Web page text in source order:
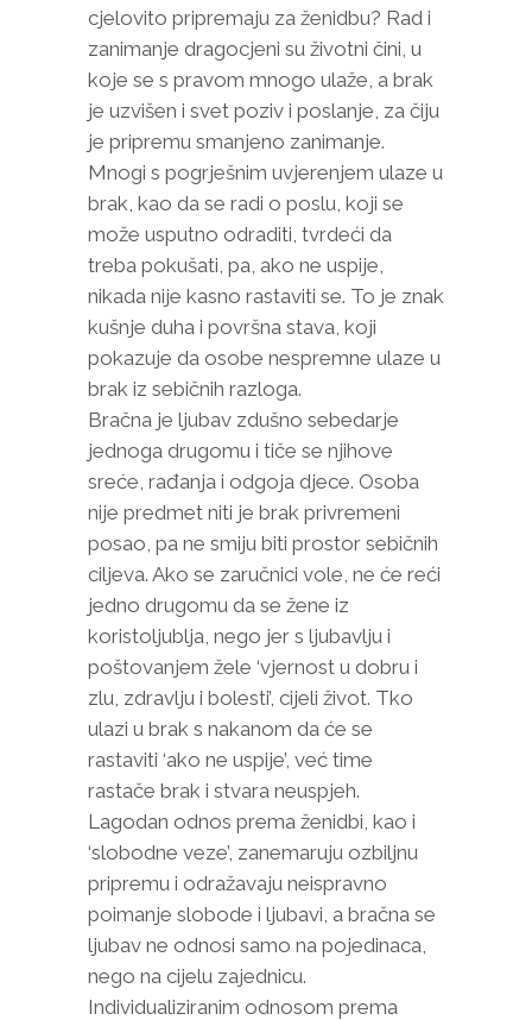
cjelovito pripremaju za ženidbu? Rad i
zanimanje dragocjeni su životni čini, u
koje se s pravom mnogo ulaže, a brak
je uzvišen i svet poziv i poslanje, za čiju
je pripremu smanjeno zanimanje.
Mnogi s pogrješnim uvjerenjem ulaze u
brak, kao da se radi o poslu, koji se
može usputno odraditi, tvrdeći da
treba pokušati, pa, ako ne uspije,
nikada nije kasno rastaviti se. To je znak
kušnje duha i površna stava, koji
pokazuje da osobe nespremne ulaze u
brak iz sebičnih razloga.
Bračna je ljubav zdušno sebedarje
jednoga drugomu i tiče se njihove
sreće, rađanja i odgoja djece. Osoba
nije predmet niti je brak privremeni
posao, pa ne smiju biti prostor sebičnih
ciljeva. Ako se zaručnici vole, ne će reći
jedno drugomu da se žene iz
koristoljublja, nego jer s ljubavlju i
poštovanjem žele ‘vjernost u dobru i
zlu, zdravlju i bolesti’, cijeli život. Tko
ulazi u brak s nakanom da će se
rastaviti ‘ako ne uspije’, već time
rastače brak i stvara neuspjeh.
Lagodan odnos prema ženidbi, kao i
‘slobodne veze’, zanemaruju ozbiljnu
pripremu i odražavaju neispravno
poimanje slobode i ljubavi, a bračna se
ljubav ne odnosi samo na pojedinaca,
nego na cijelu zajednicu.
Individualiziranim odnosom prema